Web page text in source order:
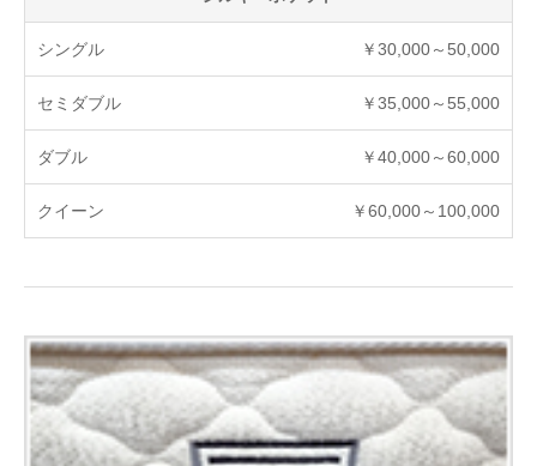
￥30,000～50,000
￥35,000～55,000
￥40,000～60,000
￥60,000～100,000